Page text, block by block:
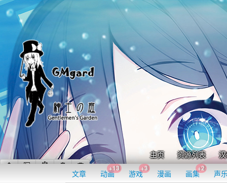
主页 资源列表
文章 动画
+13
游戏
+3
漫画 画集
+2
声